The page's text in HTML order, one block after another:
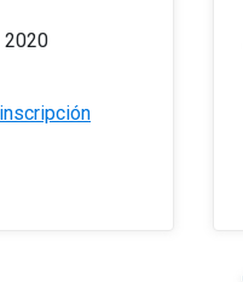
2020